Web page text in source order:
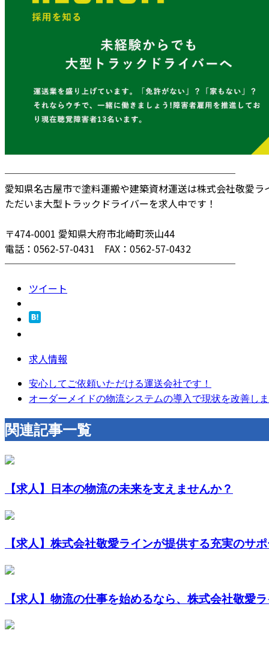
────────────────────────
愛知県名古屋市で塗料運搬や建築資材運送は株式会社敬愛ラ
ただいま大型トラックドライバーを求人中です！
〒474-0001 愛知県大府市北崎町茨山44
電話：0562-57-0431 FAX：0562-57-0432
────────────────────────
ツイート
求人情報
安心してご依頼いただける運送会社です！
オーダーメイドの物流システムの導入で現状を改善し
関連記事一覧
【求人】日本の物流の未来を支えませんか？
【求人】株式会社敬愛ラインが提供する充実のサ
【求人】物流の仕事を始めるなら、株式会社敬愛